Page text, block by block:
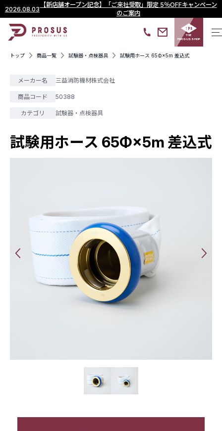
2026.08.03
【新店舗オープン記念】「ご来社受取」限定 5％OFFキャンペーン
のご案内
THE
PROSUS SHOP
トップ 商品一覧 試験器・点検器具 試験用ホース 65Φ×5m 差込式
メーカー名 三益消防機材株式会社
商品コード 50388
カテゴリ 試験器・点検器具
試験用ホース 65Φ×5m 差込式